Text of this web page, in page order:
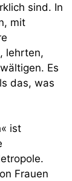
sind. In
mit
lehrten,
Es
das, was
ist
Frauen